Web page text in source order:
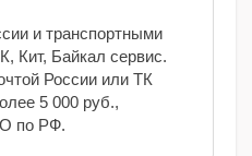
и транспортными
Кит, Байкал сервис.
России или ТК
5 000 руб.,
по РФ.